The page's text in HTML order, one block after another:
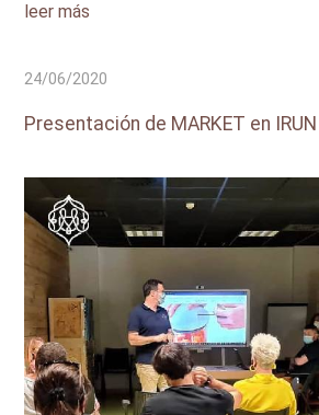
leer más
24/06/2020
Presentación de MARKET en IRUN